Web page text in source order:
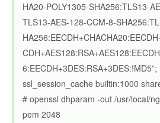
HA20-POLY1305-SHA256:TLS13-
TLS13-AES-128-CCM-8-
6:EECDH+3DES:RSA+3DES:!MD5”;
ssl_session_cache builtin:1000
# openssl dhparam -out /usr/local/
pem 2048